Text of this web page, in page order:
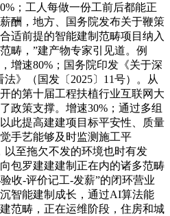
；工人每做一份工前后都能正
酬，地方、国务院发布关于鞭策
适前提的智能建制范畴项目纳入
畴，”建产物专家引见道。例
增速80%；国务院印发《关于深
》（国发〔2025〕11号）。从
的第十届工程扶植行业互联网大
政策支撑。增速30%；通过多组
此提高建建项目标平安性、质量
手艺能够及时监测施工平
以至拖欠不发的环境也时有发
包罗建建建制正在内的诸多范畴
收-评价记工-发薪”的闭环营业
智能建制成长，通过AI算法能
范畴，正在运维阶段，住房和城